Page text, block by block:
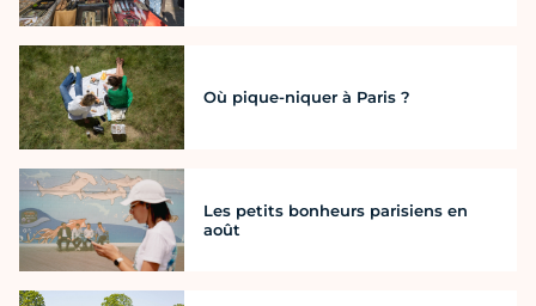
Où pique-niquer à Paris ?
Les petits bonheurs parisiens en
août